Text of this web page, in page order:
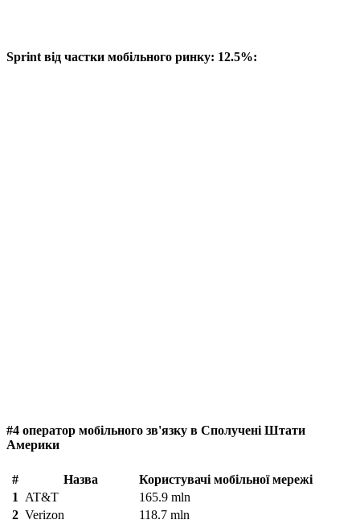
Sprint від частки мобільного ринку: 12.5%:
#4 оператор мобільного зв'язку в Сполучені Штати
Америки
# Назва
Користувачі мобільної мережі
1
AT&T
165.9 mln
2 Verizon 118.7 mln